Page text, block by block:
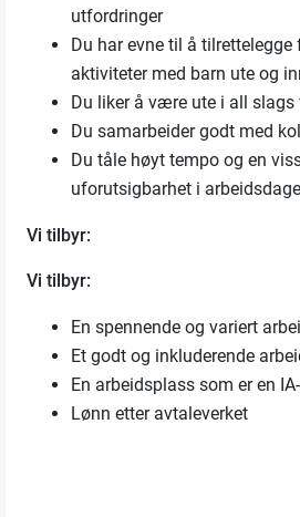
utfordringer
Du har evne til å tilrettelegge
aktiviteter med barn ute og
Du liker å være ute i all
Du samarbeider godt med
Du tåle høyt tempo og en
uforutsigbarhet i
Vi tilbyr:
Vi tilbyr:
En spennende og variert
Et godt og inkluderende
En arbeidsplass som er en
Lønn etter avtaleverket